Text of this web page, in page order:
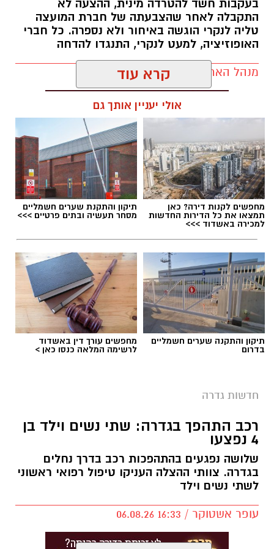
בעקבות חשד להטרדה מינית, ההצעה לא
התקבלה לאחר שהצבעתה של חברת המועצה
טליה לנקרי הוגשה באיחור ולא נספרה. כל חברי
האופוזיציה, למעט לנקרי, התנגדו להדחה
מנהל האתר / 17:29 06.08.26
תגים:מועצה מקומית גדרה, הדחת מבקר המועצה
המקומית גדרה
בניין המועצה המקומית גדרה
ההצעה להשעות את מבקר מועצת גדרה, שנגדו
מתנהל הליך בבית הדין למשמעת בעקבות חשד
להטרדה מינית, נפלה היום (חמישי), למרות שרוב
חברי המועצה תמכו בהדחתו.
במהלך ההצבעה תמכו 10 חברי מועצה בהשעיית
המבקר, בעוד ארבעה התנגדו. בין המתנגדים היו כל
חברי האופוזיציה, למעט חברת המועצה טליה
קרא עוד
אולי יעניין אותך גם
מחפשים לקנות דירה? כאן
תמצאו את כל הדירות החדשות
למכירה באשדוד >>>
תיקון והתקנת שערים חשמליים
מסחר תעשיה ובתים פרטיים >>>
תיקון והתקנה שערים חשמליים
בדרום
מחפשים עורך דין באשדוד
לרשימה המלאה כנסו כאן >
חדשות גדרה
רכב התהפך בגדרה: שתי נשים וילד בן
4 נפצעו
שלושה נפגעים בהתהפכות רכב בדרך נחלים
בגדרה. צוותי ההצלה העניקו טיפול רפואי ראשוני
לשתי נשים וילד
עופר אשטוקר / 16:33 06.08.26